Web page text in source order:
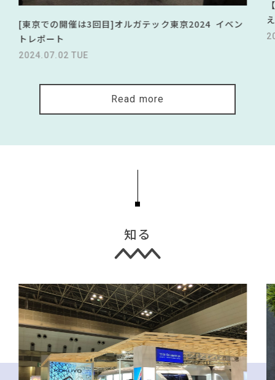
[東京での開催は3回目]オルガテック東京2024 イベン
トレポート
2024.07.02 TUE
Read more
知る